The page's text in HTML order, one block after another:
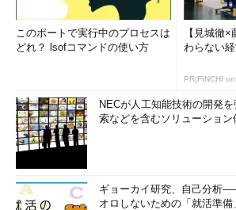
このポートで実行中のプロセスは
どれ？ lsofコマンドの使い方
【見城徹
わらない
PR(FINCHI
NECが人工知能技術の開発
索などを含むソリューション
ギョーカイ研究、自己分析
オロしないための「就活準